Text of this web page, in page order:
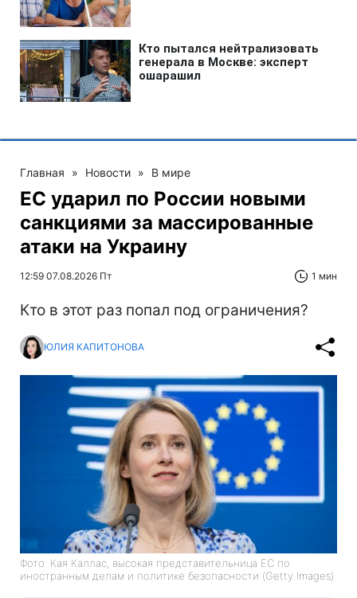
Главная » Новости » В мире
ЕС ударил по России новыми
санкциями за массированные
атаки на Украину
12:59 07.08.2026 Пт 1 мин
Кто в этот раз попал под ограничения?
ЮЛИЯ КАПИТОНОВА
Фото: Кая Каллас, высокая представительница ЕС по
иностранным делам и политике безопасности (Getty Images)